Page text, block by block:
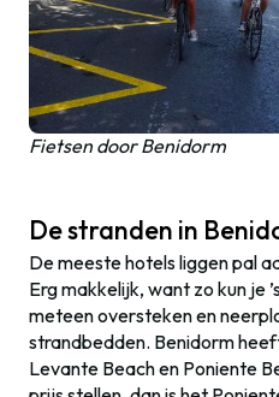
Fietsen door Benidorm
De stranden in
De meeste hotels liggen pal
Erg makkelijk, want zo kun je
meteen oversteken en
strandbedden. Benidorm
Levante Beach en Poniente